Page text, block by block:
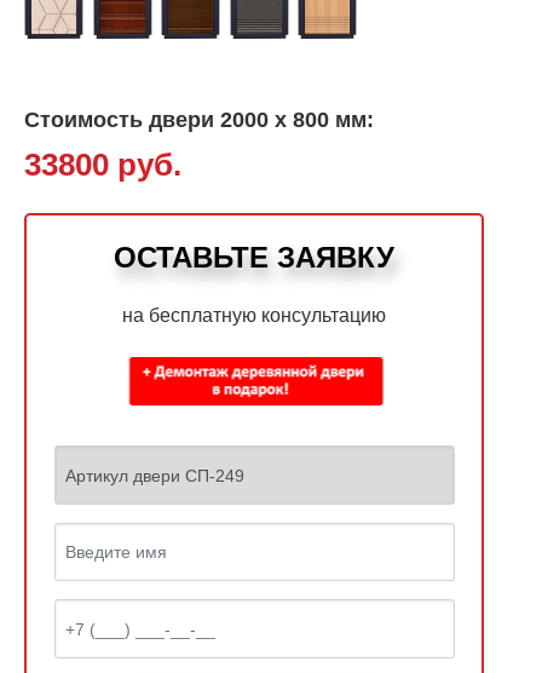
Стоимость двери 2000 х 800 мм:
33800 руб.
ОСТАВЬТЕ ЗАЯВКУ
на бесплатную консультацию